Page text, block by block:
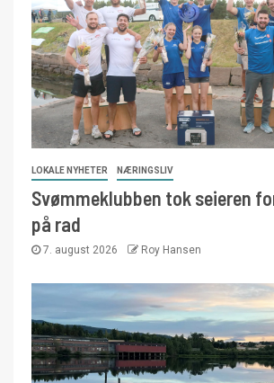
LOKALE NYHETER NÆRINGSLIV
Svømmeklubben tok seieren
på rad
7. august 2026 Roy Hansen